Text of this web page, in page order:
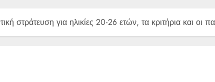
στράτευση για ηλικίες 20-26 ετών, τα κριτήρια και οι